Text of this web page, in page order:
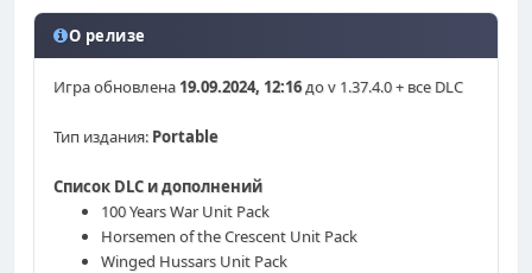
О релизе
Игра обновлена 19.09.2024, 12:16до v 1.37.4.0 + все DLC
Тип издания: Portable
Список DLC и дополнений
100 Years War Unit Pack
Horsemen of the Crescent Unit Pack
Winged Hussars Unit Pack